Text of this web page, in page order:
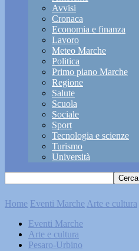
Avvisi
Cronaca
Economia e finanza
Lavoro
Meteo Marche
Politica
Primo piano Marche
Regione
Salute
Scuola
Sociale
Sport
Tecnologia e scienze
Turismo
Università
Home Eventi Marche Arte e cultura
Eventi Marche
Arte e cultura
Pesaro-Urbino